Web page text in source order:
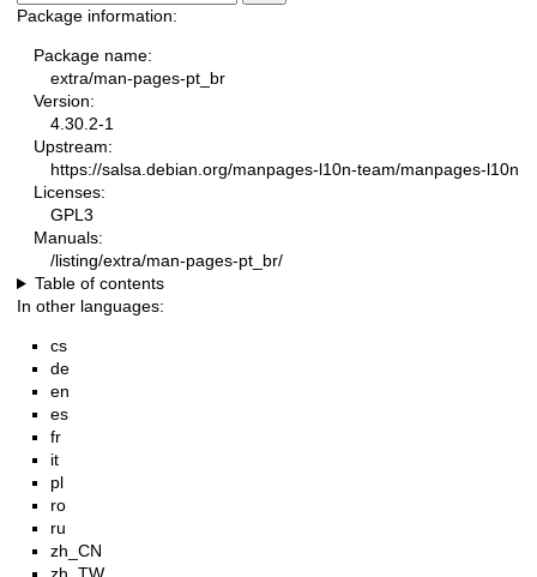
Package information:
Package name:
extra/man-pages-pt_br
Version:
4.30.2-1
Upstream:
https://salsa.debian.org/manpages-l10n-team/manpages-l10n
Licenses:
GPL3
Manuals:
/listing/extra/man-pages-pt_br/
Table of contents
In other languages:
cs
de
en
es
fr
it
pl
ro
ru
zh_CN